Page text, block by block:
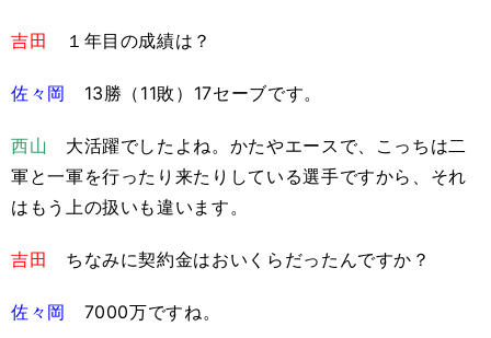
吉田 １年目の成績は？
佐々岡 13勝（11敗）17セーブです。
西山 大活躍でしたよね。かたやエースで、こっちは二
軍と一軍を行ったり来たりしている選手ですから、それ
はもう上の扱いも違います。
吉田 ちなみに契約金はおいくらだったんですか？
佐々岡 7000万ですね。